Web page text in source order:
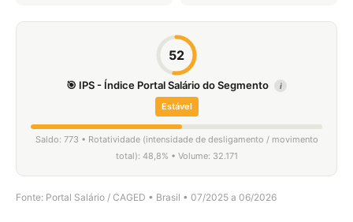
52
🎯 IPS - Índice Portal Salário do Segmento i
Estável
Saldo: 773 • Rotatividade (intensidade de desligamento / movimento
total): 48,8% • Volume: 32.171
Fonte: Portal Salário / CAGED • Brasil • 07/2025 a 06/2026